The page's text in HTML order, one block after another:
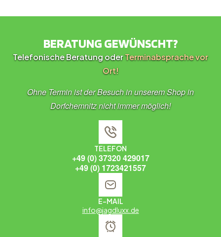
BERATUNG GEWÜNSCHT?
Telefonische Beratung oderTerminabsprache vor
Ort!
Ohne Termin ist der Besuch in unserem Shop in
Dorfchemnitz nicht immer möglich!
TELEFON
+49 (0) 37320 429017
+49 (0) 1723421557
E-MAIL
info@jagdluxx.de